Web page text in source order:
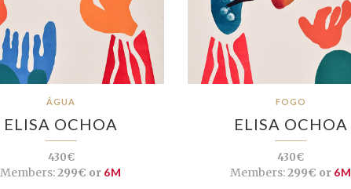
ÁGUA
ELISA OCHOA
430€
Members:299€ or 6M
FOGO
ELISA OCHOA
430€
Members:299€ or 6M